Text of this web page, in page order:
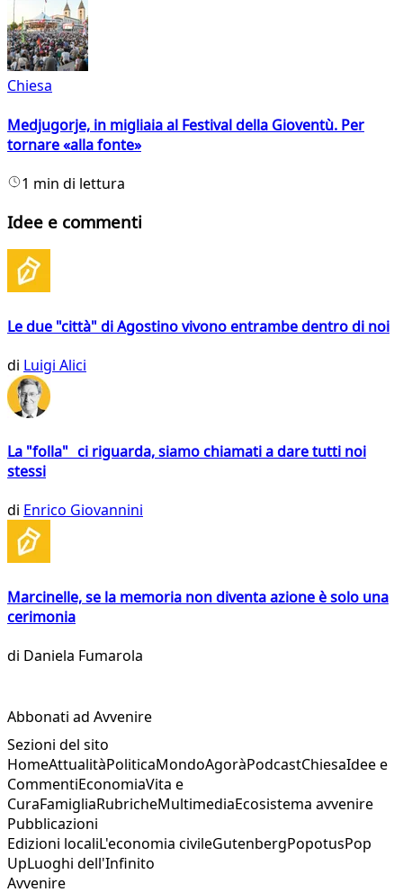
Chiesa
Medjugorje, in migliaia al Festival della Gioventù. Per
tornare «alla fonte»
1 min di lettura
Idee e commenti
Le due "città" di Agostino vivono entrambe dentro di noi
di Luigi Alici
La "folla" ci riguarda, siamo chiamati a dare tutti noi
stessi
di Enrico Giovannini
Marcinelle, se la memoria non diventa azione è solo una
cerimonia
di Daniela Fumarola
Abbonati ad Avvenire
Sezioni del sito
HomeAttualitàPoliticaMondoAgoràPodcastChiesaIdee e
CommentiEconomiaVita e
CuraFamigliaRubricheMultimediaEcosistema avvenire
Pubblicazioni
Edizioni localiL'economia civileGutenbergPopotusPop
UpLuoghi dell'Infinito
Avvenire